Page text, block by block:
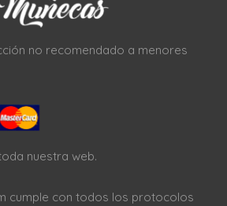
no recomendado a menores
nuestra web.
cumple con todos los protocolos